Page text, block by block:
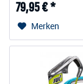
79,95 € *
Merken